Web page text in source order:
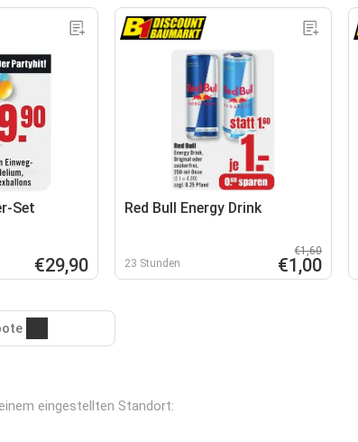
Set
€29,90
Red Bull Energy Drink
23 Stunden
€1,60
€1,00
eingestellten Standort: